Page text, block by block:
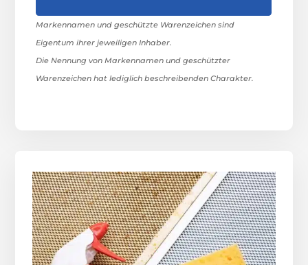
Markennamen und geschützte Warenzeichen sind
Eigentum ihrer jeweiligen Inhaber.
Die Nennung von Markennamen und geschützter
Warenzeichen hat lediglich beschreibenden Charakter.